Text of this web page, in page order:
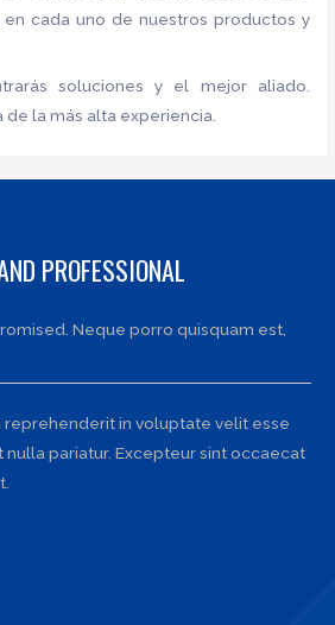
cada uno de nuestros productos y
soluciones y el mejor aliado.
la más alta experiencia.
PROFESSIONAL
Neque porro quisquam est,
reprehenderit in voluptate velit esse
pariatur. Excepteur sint occaecat